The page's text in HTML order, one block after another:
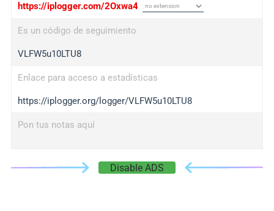
https://iplogger.com/2Oxwa4
Es un código de seguimiento
VLFW5u10LTU8
Enlace para acceso a estadísticas
https://iplogger.org/logger/VLFW5u10LTU8
Pon tus notas aquí
Disable ADS